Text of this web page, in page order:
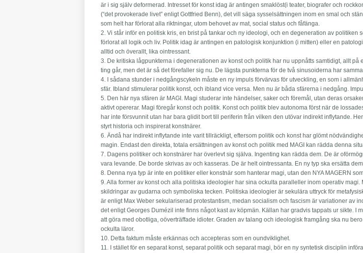
är i sig själv deformerad. Intresset för konst idag är antingen smaklöst(i teater, biografer och
(“det provokerade livet” enligt Gottfried Benn), det vill säga sysselsättningen inom en smal och
som helt har förlorat alla riktningar, utom behovet av mat, social status och fåfänga.
2. Vi står inför en politisk kris, en brist på tankar och ny ideologi, och en degeneration av politiken
förlorat all logik och liv. Politik idag är antingen en patologisk konjunktion (i mitten) eller en
alltid och överallt, lika ointressant.
3. De kritiska lågpunkterna i degenerationen av konst och politik har nu uppnåtts samtidigt, allt på
ting går, men det är så det förefaller sig nu. De lägsta punkterna för de två sinusoiderna har
4. I sådana stunder i nedgångscykeln måste en ny impuls förvärvas för utveckling, en som i
sfär. Ibland stimulerar politik konst, och ibland vice versa. Men nu är båda sfärerna i nedgång.
5. Den här nya sfären är MAGI. Magi studerar inte händelser, saker och föremål, utan deras
aktivt opererar. Magi föregår konst och politik. Konst och politik blev autonoma först när de
har inte försvunnit utan har bara glidit bort till periferin från vilken den utövar indirekt inflytande.
styrt historia och inspirerat konstnärer.
6. Ändå har indirekt inflytande inte varit tillräckligt, eftersom politik och konst har glömt
magin. Endast den direkta, totala ersättningen av konst och politik med MAGI kan rädda denna
7. Dagens politiker och konstnärer har överlevt sig själva. Ingenting kan rädda dem. De är
vara levande. De borde skrivas av och kasseras. De är helt ointressanta. En ny typ ska ersätta
8. Denna nya typ är inte en politiker eller konstnär som hanterar magi, utan den NYA MAGERN
9. Alla former av konst och alla politiska ideologier har sina ockulta paralleller inom operativ
skildringar av gudarna och symboliska tecken. Politiska ideologier är sekulära uttryck för
är enligt Max Weber sekulariserad protestantism, medan socialism och fascism är variationer av
det enligt Georges Dumézil inte finns något kast av köpmän. Källan har gradvis tappats ur sikte. I
att göra med obotliga, oöverträffade idioter. Graden av talang och ideologisk framgång ska nu
ockulta läror.
10. Detta faktum måste erkännas och accepteras som en oundviklighet.
11. I stället för en separat konst, separat politik och separat magi, bör en ny syntetisk disciplin